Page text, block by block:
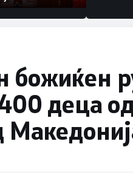
божиќен
деца